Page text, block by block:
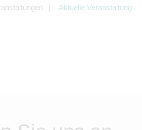
Aktuelle Veranstaltung
von z.B. Facebook und